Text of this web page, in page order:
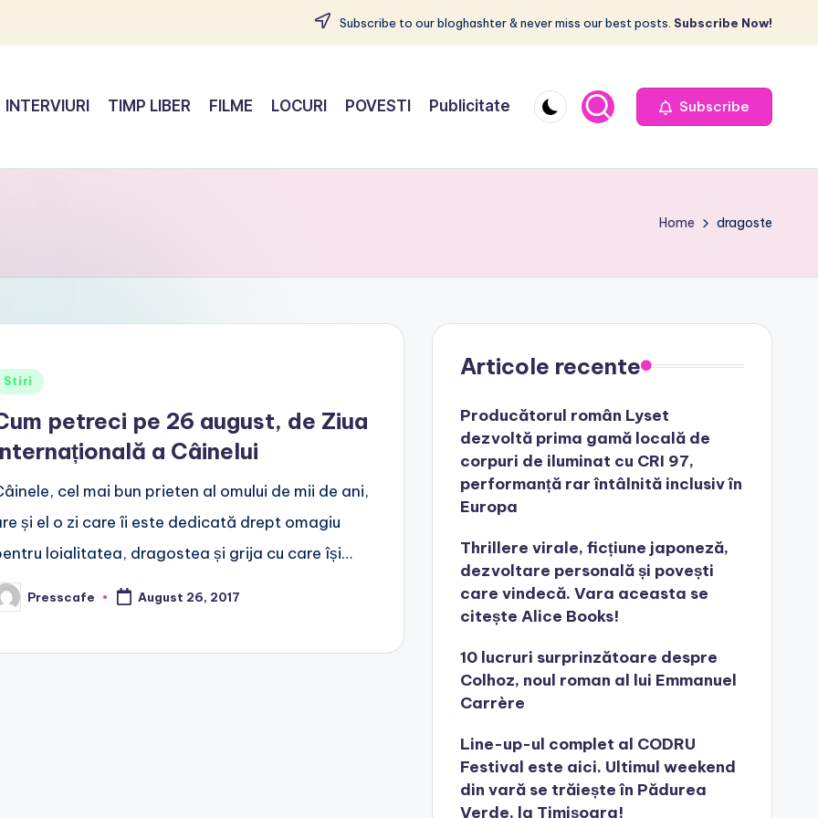
Subscribe to our bloghashter & never miss our best posts. Subscribe Now!
INTERVIURI TIMP LIBER FILME LOCURI POVESTI Publicitate Subscribe
Home dragoste
Stiri
petreci pe 26 august, de Ziua
a Câinelui
cel mai bun prieten al omului de mii de ani,
și el o zi care îi este dedicată drept omagiu
loialitatea, dragostea și grija cu care își…
Presscafe August 26, 2017
Articole recente
Producătorul român Lyset
dezvoltă prima gamă locală de
corpuri de iluminat cu CRI 97,
performanță rar întâlnită inclusiv în
Europa
Thrillere virale, ficțiune japoneză,
dezvoltare personală și povești
care vindecă. Vara aceasta se
citește Alice Books!
10 lucruri surprinzătoare despre
Colhoz, noul roman al lui Emmanuel
Carrère
Line-up-ul complet al CODRU
Festival este aici. Ultimul weekend
din vară se trăiește în Pădurea
Verde, la Timișoara!